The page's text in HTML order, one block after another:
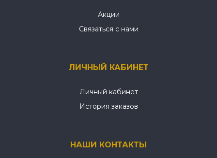
Акции
Связаться с нами
ЛИЧНЫЙ КАБИНЕТ
Личный кабинет
История заказов
НАШИ КОНТАКТЫ